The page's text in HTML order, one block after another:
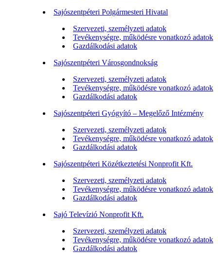
Sajószentpéteri Polgármesteri Hivatal
Szervezeti, személyzeti adatok
Tevékenységre, működésre vonatkozó adatok
Gazdálkodási adatok
Sajószentpéteri Városgondnokság
Szervezeti, személyzeti adatok
Tevékenységre, működésre vonatkozó adatok
Gazdálkodási adatok
Sajószentpéteri Gyógyító – Megelőző Intézmény
Szervezeti, személyzeti adatok
Tevékenységre, működésre vonatkozó adatok
Gazdálkodási adatok
Sajószentpéteri Közétkeztetési Nonprofit Kft.
Szervezeti, személyzeti adatok
Tevékenységre, működésre vonatkozó adatok
Gazdálkodási adatok
Sajó Televízió Nonprofit Kft.
Szervezeti, személyzeti adatok
Tevékenységre, működésre vonatkozó adatok
Gazdálkodási adatok